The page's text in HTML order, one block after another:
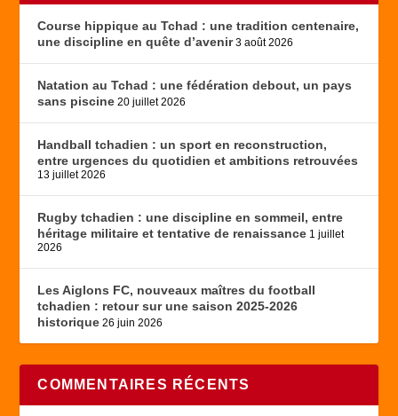
Course hippique au Tchad : une tradition centenaire,
une discipline en quête d’avenir 3 août 2026
Natation au Tchad : une fédération debout, un pays
sans piscine 20 juillet 2026
Handball tchadien : un sport en reconstruction,
entre urgences du quotidien et ambitions retrouvées
13 juillet 2026
Rugby tchadien : une discipline en sommeil, entre
héritage militaire et tentative de renaissance 1 juillet
2026
Les Aiglons FC, nouveaux maîtres du football
tchadien : retour sur une saison 2025-2026
historique 26 juin 2026
COMMENTAIRES RÉCENTS